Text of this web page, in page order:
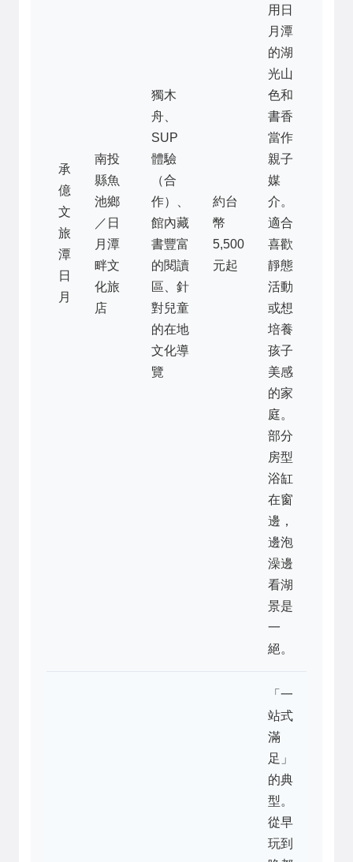
承
億
文
旅
潭
日
月
南投
縣魚
池鄉
／日
月潭
畔文
化旅
店
獨木
舟、
SUP
體驗
（合
作）、
館內藏
書豐富
的閱讀
區、針
對兒童
的在地
文化導
覽
約台
幣
5,500
元起
用日
月潭
的湖
光山
色和
書香
當作
親子
媒
介。
適合
喜歡
靜態
活動
或想
培養
孩子
美感
的家
庭。
部分
房型
浴缸
在窗
邊，
邊泡
澡邊
看湖
景是
一
絕。
「一
站式
滿
足」
的典
型。
從早
玩到